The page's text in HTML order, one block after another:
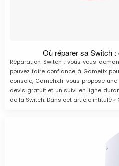
Où réparer sa Switch
Réparation Switch : vous vous
pouvez faire confiance à Gamefix
console, Gamefix.fr vous propose
devis gratuit et un suivi en ligne
de la Switch. Dans cet article intitulé «